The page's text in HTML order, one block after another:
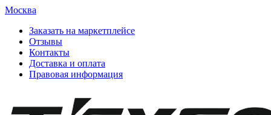
Москва
Заказать на маркетплейсе
Отзывы
Контакты
Доставка и оплата
Правовая информация